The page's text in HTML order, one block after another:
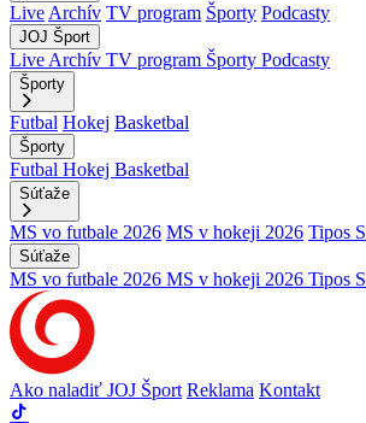
Live Archív TV program Športy Podcasty
JOJ Šport
Live Archív TV program Športy Podcasty
Športy
Futbal Hokej Basketbal
Športy
Futbal Hokej Basketbal
Súťaže
MS vo futbale 2026 MS v hokeji 2026 Tipos
Súťaže
MS vo futbale 2026 MS v hokeji 2026 Tipos
Ako naladiť JOJ Šport Reklama Kontakt